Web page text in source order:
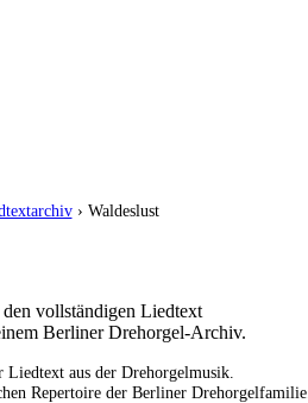
› Waldeslust
vollständigen Liedtext
Berliner Drehorgel-Archiv.
aus der Drehorgelmusik.
Repertoire der Berliner Drehorgelfamilie.